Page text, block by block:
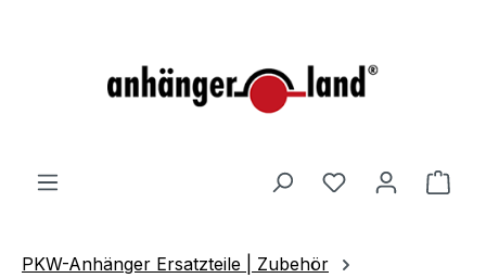
PKW-Anhänger Ersatzteile | Zubehör